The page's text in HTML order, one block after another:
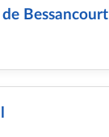
Bessancourt